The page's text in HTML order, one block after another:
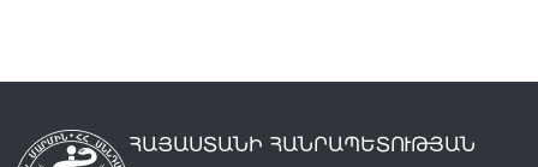
ՀԱՅԱՍՏԱՆԻ ՀԱՆՐԱՊԵՏՈՒԹՅԱՆ